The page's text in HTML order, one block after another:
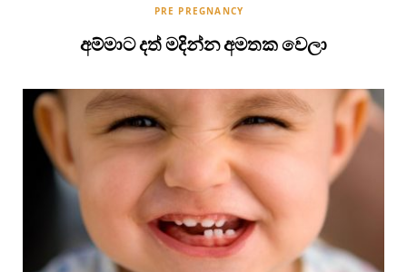
PRE PREGNANCY
අම්මාට දත් මදින්න අමතක වෙලා